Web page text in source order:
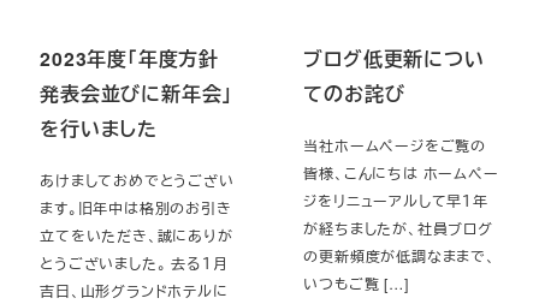
2023年度「年度方針
発表会並びに新年会」
を行いました
あけましておめでとうござい
ます。旧年中は格別のお引き
立てをいただき、誠にありが
とうございました。 去る１月
吉日、山形グランドホテルに
ブログ低更新につい
てのお詫び
当社ホームページをご覧の
皆様、こんにちは ホームペー
ジをリニューアルして早１年
が経ちましたが、社員ブログ
の更新頻度が低調なままで、
いつもご覧 […]